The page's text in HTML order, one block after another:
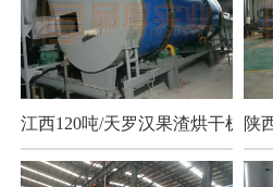
江西120吨/天罗汉果渣烘干机项
陕